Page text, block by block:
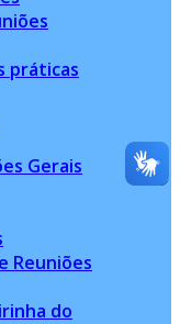
práticas
Gerais
Reuniões
do